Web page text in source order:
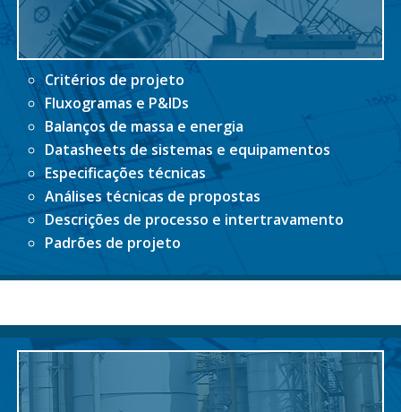
Critérios de projeto
Fluxogramas e P&IDs
Balanços de massa e energia
Datasheets de sistemas e equipamentos
Especificações técnicas
Análises técnicas de propostas
Descrições de processo e intertravamento
Padrões de projeto